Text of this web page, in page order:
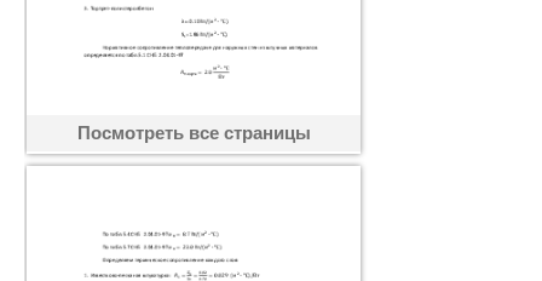
Посмотреть все страницы